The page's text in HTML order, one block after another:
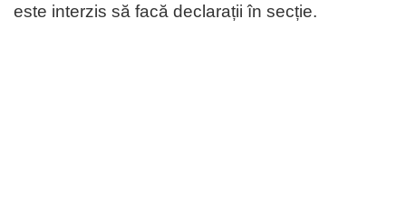
este interzis să facă declarații în secție.